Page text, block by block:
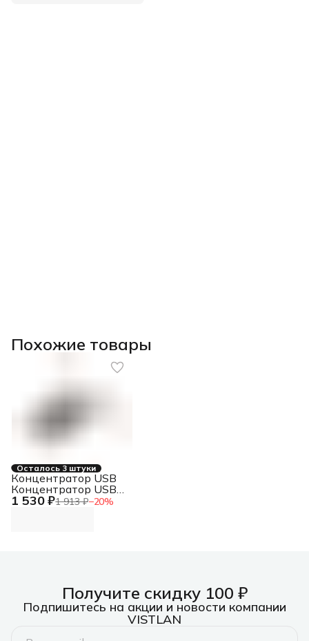
Похожие товары
Осталось 3 штуки
1 530 ₽1 913 ₽−20%
Концентратор USB
Концентратор USB-
C, 2xUSB 3.0, 2xUSB-
Получите скидку 100 ₽
Подпишитесь на акции и новости компании
VISTLAN